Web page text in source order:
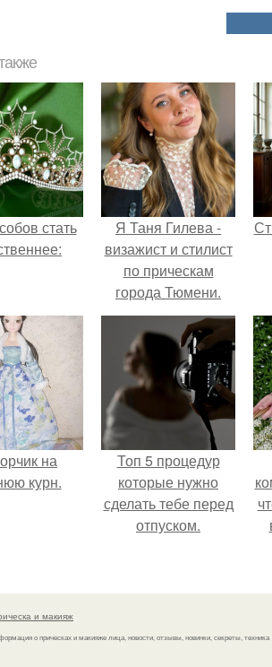
стать
Я Таня Гилева -
визажист и стилист
по прическам
города Тюмени.
на
курн.
Топ 5 процедур
которые нужно
сделать тебе перед
отпуском.
и макияж
о прическах и макияже лица, новости, отзывы, новинки, секреты, техника